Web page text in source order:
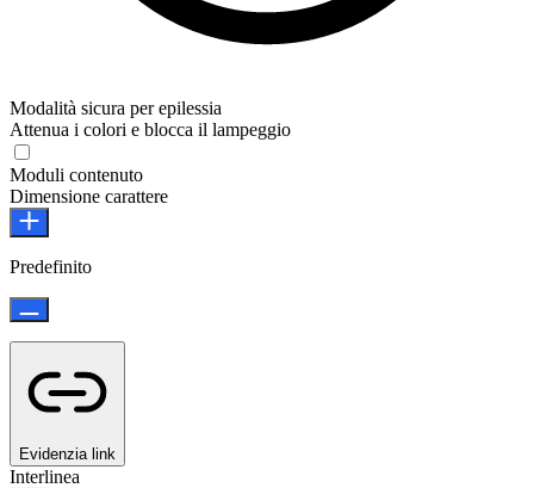
Modalità sicura per epilessia
Attenua i colori e blocca il lampeggio
Moduli contenuto
Dimensione carattere
Predefinito
Evidenzia link
Interlinea